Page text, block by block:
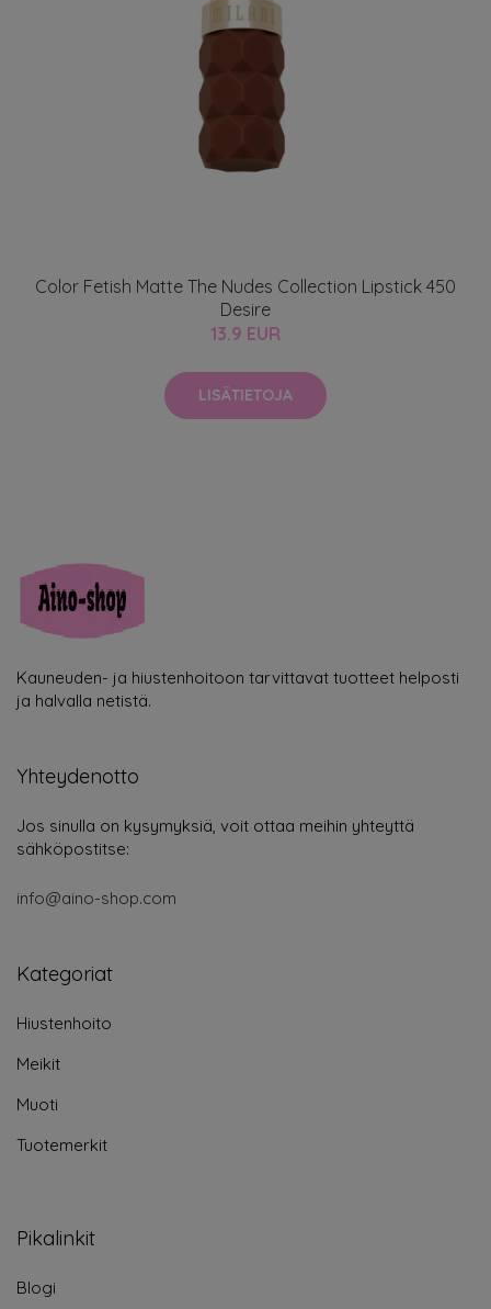
Color Fetish Matte The Nudes Collection Lipstick 450
Desire
13.9 EUR
LISÄTIETOJA
Kauneuden- ja hiustenhoitoon tarvittavat tuotteet helposti
ja halvalla netistä.
Yhteydenotto
Jos sinulla on kysymyksiä, voit ottaa meihin yhteyttä
sähköpostitse:
info@aino-shop.com
Kategoriat
Hiustenhoito
Meikit
Muoti
Tuotemerkit
Pikalinkit
Blogi